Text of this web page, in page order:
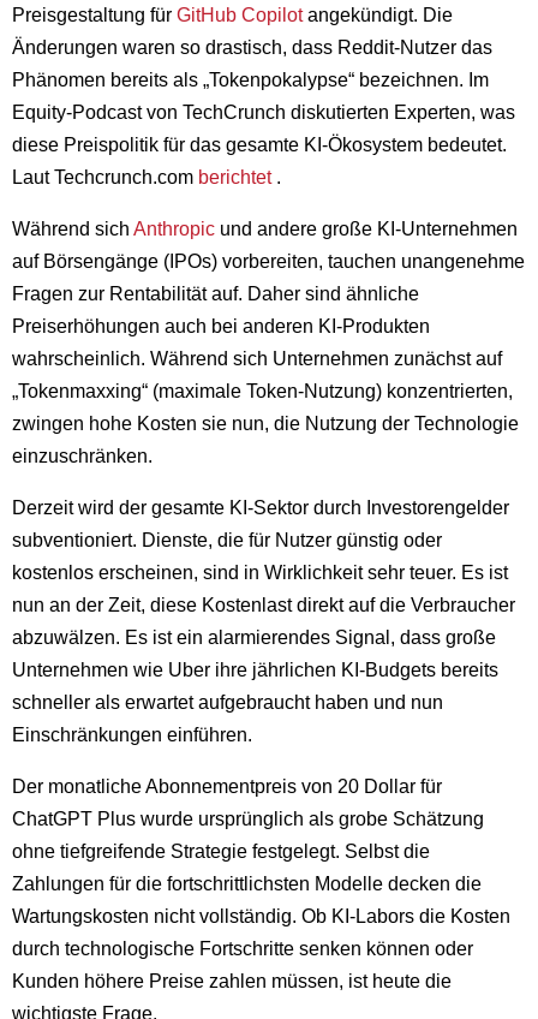
Preisgestaltung für GitHub Copilotangekündigt. Die
Änderungen waren so drastisch, dass Reddit-Nutzer das
Phänomen bereits als „Tokenpokalypse“ bezeichnen. Im
Equity-Podcast von TechCrunch diskutierten Experten, was
diese Preispolitik für das gesamte KI-Ökosystem bedeutet.
Laut Techcrunch.com berichtet.
Während sich Anthropic und andere große KI-Unternehmen
auf Börsengänge (IPOs) vorbereiten, tauchen unangenehme
Fragen zur Rentabilität auf. Daher sind ähnliche
Preiserhöhungen auch bei anderen KI-Produkten
wahrscheinlich. Während sich Unternehmen zunächst auf
„Tokenmaxxing“ (maximale Token-Nutzung) konzentrierten,
zwingen hohe Kosten sie nun, die Nutzung der Technologie
einzuschränken.
Derzeit wird der gesamte KI-Sektor durch Investorengelder
subventioniert. Dienste, die für Nutzer günstig oder
kostenlos erscheinen, sind in Wirklichkeit sehr teuer. Es ist
nun an der Zeit, diese Kostenlast direkt auf die Verbraucher
abzuwälzen. Es ist ein alarmierendes Signal, dass große
Unternehmen wie Uber ihre jährlichen KI-Budgets bereits
schneller als erwartet aufgebraucht haben und nun
Einschränkungen einführen.
Der monatliche Abonnementpreis von 20 Dollar für
ChatGPT Plus wurde ursprünglich als grobe Schätzung
ohne tiefgreifende Strategie festgelegt. Selbst die
Zahlungen für die fortschrittlichsten Modelle decken die
Wartungskosten nicht vollständig. Ob KI-Labors die Kosten
durch technologische Fortschritte senken können oder
Kunden höhere Preise zahlen müssen, ist heute die
wichtigste Frage.